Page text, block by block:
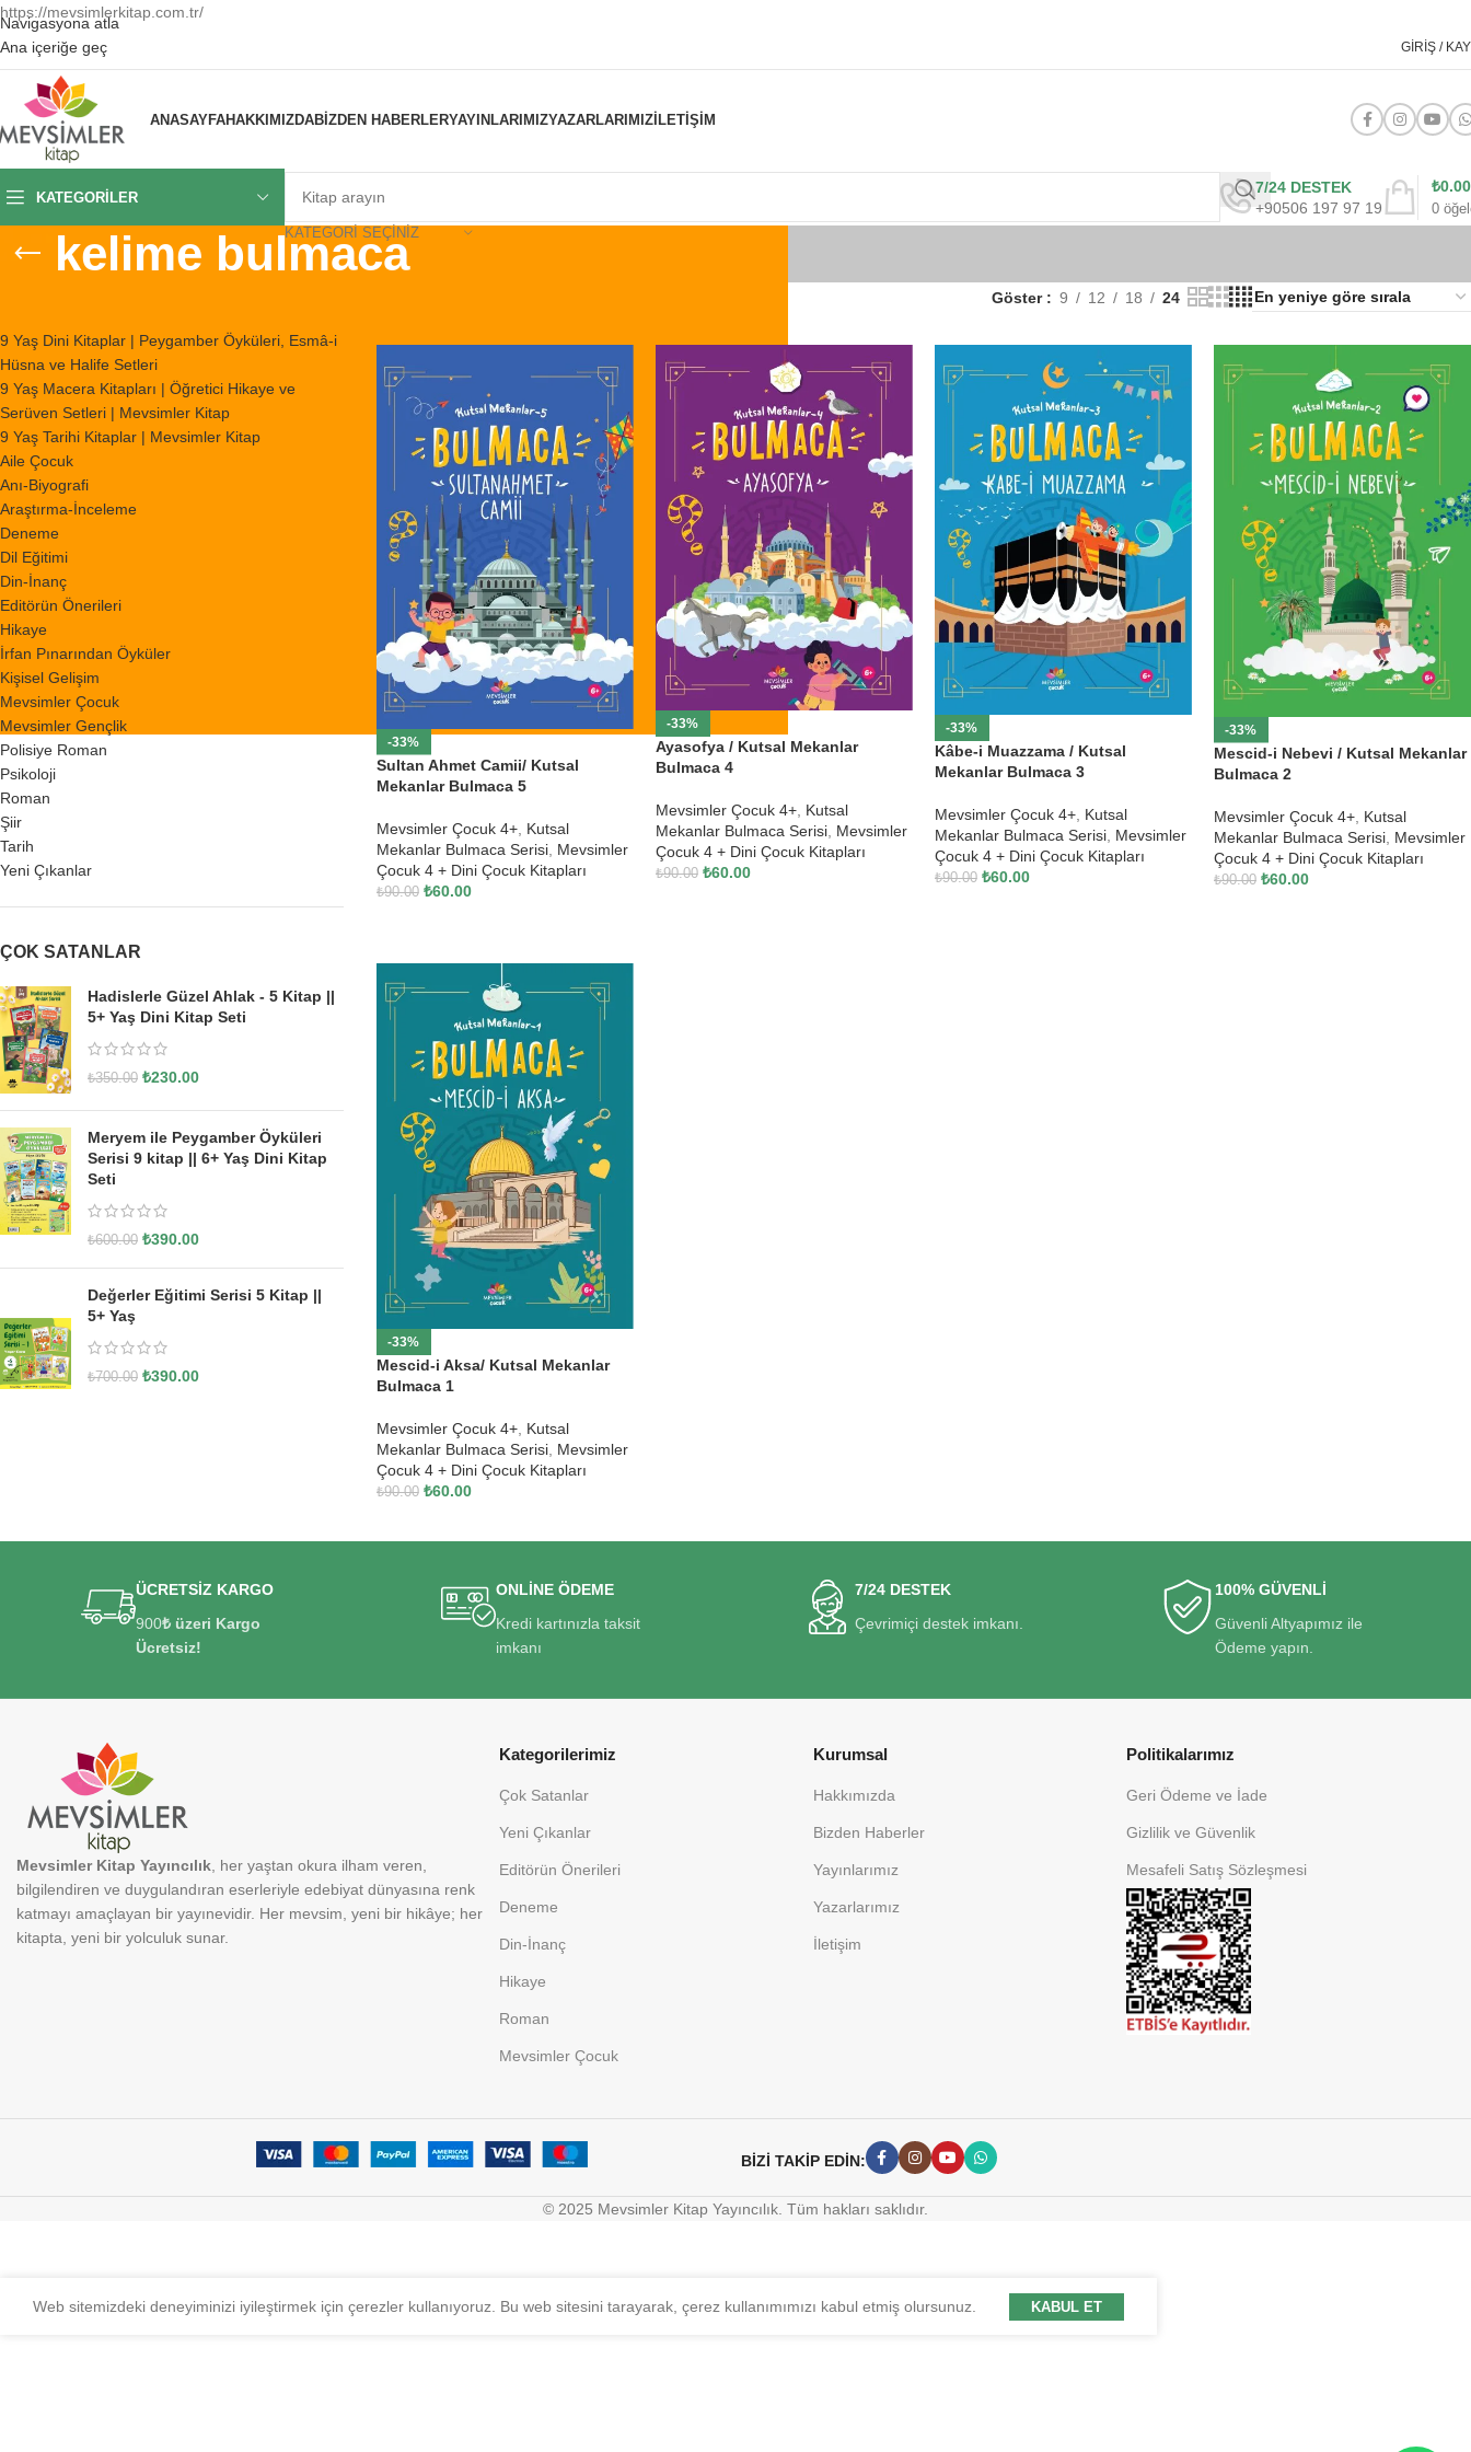
https://mevsimlerkitap.com.tr/
Navigasyona atla
Ana içeriğe geç
GIRIŞ /
ANASAYFAHAKKIMIZDABIZDEN HABERLERYAYINLARIMIZYAZARLARIMIZİLETIŞIM
KATEGORILER
KATEGORI SEÇINIZ
7/24 DESTEK
+90506 197 97 19
0
₺0.00
kelime bulmaca
9 Yaş Dini Kitaplar | Peygamber Öyküleri, Esmâ-i
Hüsna ve Halife Setleri
9 Yaş Macera Kitapları | Öğretici Hikaye ve
Serüven Setleri | Mevsimler Kitap
9 Yaş Tarihi Kitaplar | Mevsimler Kitap
Aile Çocuk
Anı-Biyografi
Araştırma-İnceleme
Deneme
Dil Eğitimi
Din-İnanç
Editörün Önerileri
Hikaye
İrfan Pınarından Öyküler
Kişisel Gelişim
Mevsimler Çocuk
Mevsimler Gençlik
Polisiye Roman
Psikoloji
Roman
Şiir
Tarih
Yeni Çıkanlar
ÇOK SATANLAR
Hadislerle Güzel Ahlak - 5 Kitap ||
5+ Yaş Dini Kitap Seti
₺350.00 ₺230.00
Meryem ile Peygamber Öyküleri
Serisi 9 kitap || 6+ Yaş Dini Kitap
Seti
₺600.00 ₺390.00
Değerler Eğitimi Serisi 5 Kitap ||
5+ Yaş
₺700.00 ₺390.00
Göster 9 12 18 24
-33%
Sultan Ahmet Camii/ Kutsal
Mekanlar Bulmaca 5
Mevsimler Çocuk 4+, Kutsal
Mekanlar Bulmaca Serisi, Mevsimler
Çocuk 4 + Dini Çocuk Kitapları
₺90.00 ₺60.00
-33%
Ayasofya / Kutsal Mekanlar
Bulmaca 4
Mevsimler Çocuk 4+, Kutsal
Mekanlar Bulmaca Serisi, Mevsimler
Çocuk 4 + Dini Çocuk Kitapları
₺90.00 ₺60.00
-33%
Kâbe-i Muazzama / Kutsal
Mekanlar Bulmaca 3
Mevsimler Çocuk 4+, Kutsal
Mekanlar Bulmaca Serisi, Mevsimler
Çocuk 4 + Dini Çocuk Kitapları
₺90.00 ₺60.00
-33%
Mescid-i Nebevi / Kutsal Mekanlar
Bulmaca 2
Mevsimler Çocuk 4+, Kutsal
Mekanlar Bulmaca Serisi, Mevsimler
Çocuk 4 + Dini Çocuk Kitapları
₺90.00 ₺60.00
-33%
Mescid-i Aksa/ Kutsal Mekanlar
Bulmaca 1
Mevsimler Çocuk 4+, Kutsal
Mekanlar Bulmaca Serisi, Mevsimler
Çocuk 4 + Dini Çocuk Kitapları
₺90.00 ₺60.00
ÜCRETSİZ KARGO
900₺ üzeri Kargo
Ücretsiz!
ONLİNE ÖDEME
Kredi kartınızla taksit
imkanı
7/24 DESTEK
Çevrimiçi destek imkanı.
100% GÜVENLİ
Güvenli Altyapımız ile
Ödeme yapın.
Kategorilerimiz
Çok Satanlar
Yeni Çıkanlar
Editörün Önerileri
Deneme
Din-İnanç
Hikaye
Roman
Mevsimler Çocuk
Kurumsal
Hakkımızda
Bizden Haberler
Yayınlarımız
Yazarlarımız
İletişim
Politikalarımız
Geri Ödeme ve İade
Gizlilik ve Güvenlik
Mesafeli Satış Sözleşmesi
Mevsimler Kitap Yayıncılık , her yaştan okura ilham veren,
bilgilendiren ve duygulandıran eserleriyle edebiyat dünyasına renk
katmayı amaçlayan bir yayınevidir. Her mevsim, yeni bir hikâye; her
kitapta, yeni bir yolculuk sunar.
BİZİ TAKİP EDİN:
© 2025 Mevsimler Kitap Yayıncılık. Tüm hakları saklıdır.
Web sitemizdeki deneyiminizi iyileştirmek için çerezler kullanıyoruz. Bu web sitesini tarayarak, çerez kullanımımızı kabul etmiş olursunuz. KABUL ET